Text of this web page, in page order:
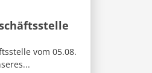
vom 05.08.